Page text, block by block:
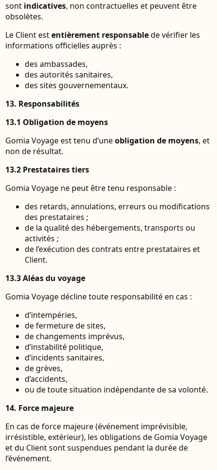
sont indicatives, non contractuelles et peuvent être
obsolètes.
Le Client estentièrement responsablede vérifier les
informations officielles auprès :
des ambassades,
des autorités sanitaires,
des sites gouvernementaux.
13. Responsabilités
13.1 Obligation de moyens
Gomia Voyage est tenu d’uneobligation de moyens, et
non de résultat.
13.2 Prestataires tiers
Gomia Voyage ne peut être tenu responsable :
des retards, annulations, erreurs ou modifications
des prestataires ;
de la qualité des hébergements, transports ou
activités ;
de l’exécution des contrats entre prestataires et
Client.
13.3 Aléas du voyage
Gomia Voyage décline toute responsabilité en cas :
d’intempéries,
de fermeture de sites,
de changements imprévus,
d’instabilité politique,
d’incidents sanitaires,
de grèves,
d’accidents,
ou de toute situation indépendante de sa volonté.
14. Force majeure
En cas de force majeure (événement imprévisible,
irrésistible, extérieur), les obligations de Gomia Voyage
et du Client sont suspendues pendant la durée de
l’événement.